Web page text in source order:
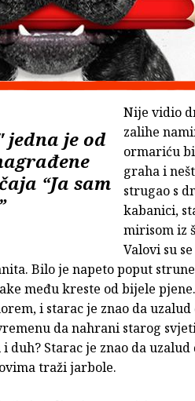
jedna je od
“Ja sam
Nije vidio
zalihe
ormariću
graha i
strugao s
kabanici,
mirisom iz
Valovi su
Bilo je napeto poput
među kreste od bijele
i starac je znao da
da nahrani starog
duh? Starac je znao da
traži jarbole.